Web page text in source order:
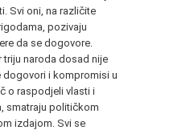
Svi oni, na različite
pozivaju
da se dogovore.
triju naroda dosad nije
dogovori i kompromisi u
o raspodjeli vlasti i
smatraju političkom
izdajom. Svi se